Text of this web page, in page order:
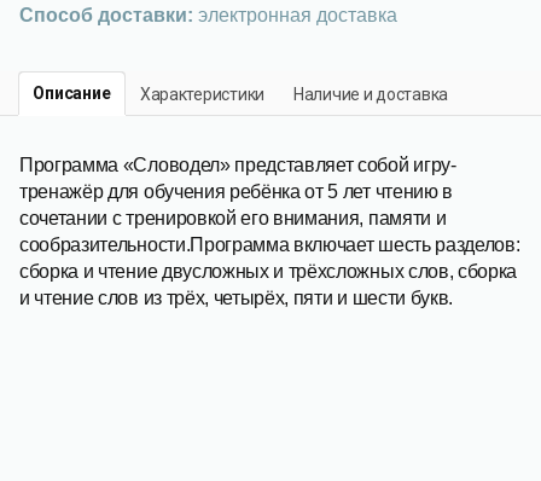
Способ доставки: электронная доставка
Описание Характеристики Наличие и доставка
Программа «Словодел» представляет собой игру-
тренажёр для обучения ребёнка от 5 лет чтению в
сочетании с тренировкой его внимания, памяти и
сообразительности.Программа включает шесть разделов:
сборка и чтение двусложных и трёхсложных слов, сборка
и чтение слов из трёх, четырёх, пяти и шести букв.